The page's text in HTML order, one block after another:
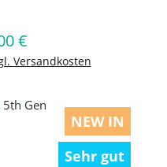
Preis:
€
Versandkosten
NEW IN
Sehr gut